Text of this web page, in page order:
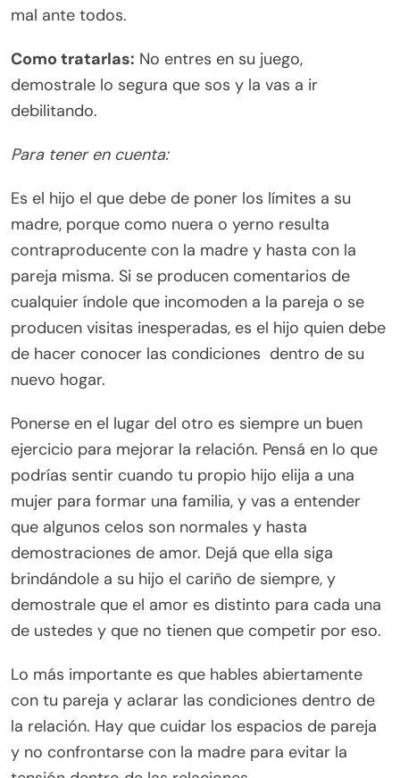
mal ante todos.
Como tratarlas: No entres en su juego,
demostrale lo segura que sos y la vas a ir
debilitando.
Para tener en cuenta:
Es el hijo el que debe de poner los límites a su
madre, porque como nuera o yerno resulta
contraproducente con la madre y hasta con la
pareja misma. Si se producen comentarios de
cualquier índole que incomoden a la pareja o se
producen visitas inesperadas, es el hijo quien debe
de hacer conocer las condiciones dentro de su
nuevo hogar.
Ponerse en el lugar del otro es siempre un buen
ejercicio para mejorar la relación. Pensá en lo que
podrías sentir cuando tu propio hijo elija a una
mujer para formar una familia, y vas a entender
que algunos celos son normales y hasta
demostraciones de amor. Dejá que ella siga
brindándole a su hijo el cariño de siempre, y
demostrale que el amor es distinto para cada una
de ustedes y que no tienen que competir por eso.
Lo más importante es que hables abiertamente
con tu pareja y aclarar las condiciones dentro de
la relación. Hay que cuidar los espacios de pareja
y no confrontarse con la madre para evitar la